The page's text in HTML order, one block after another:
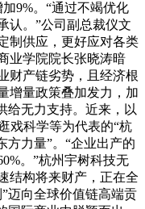
9%。“通过不竭优化
认。”公司副总裁仪文
制供应，更好应对各类
业学院院长张晓涛暗
财产链劣势，且经济根
增量政策叠加发力，加
给无力支持。近来，以
戏科学等为代表的“杭
方力量”。“企业出产的
。”杭州宇树科技无
结构将来财产，正在全
迈向全球价值链高端贡